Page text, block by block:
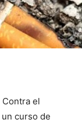
Contra el
curso de